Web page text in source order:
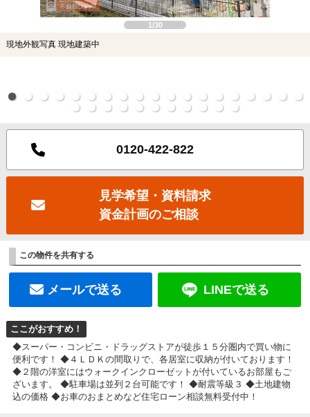
1/30
現地外観写真 現地建築中
0120-422-822
見学希望・資料請求
資金計画のご相談
この物件を共有する
メールで送る LINEで送る
ここがおすすめ！
◆スーパー・コンビニ・ドラッグストアが徒歩１５分圏内で買い物に
便利です！ ◆４ＬＤＫの間取りで、各居室に収納が付いております！
◆２階の洋室にはウォークインクローゼットが付いているお部屋もご
ざいます。 ◆駐車場は並列２台可能です！ ◆耐震等級３ ◆土地建物
込の価格 ◆お車のおまとめなど住宅ローン相談無料受付中！